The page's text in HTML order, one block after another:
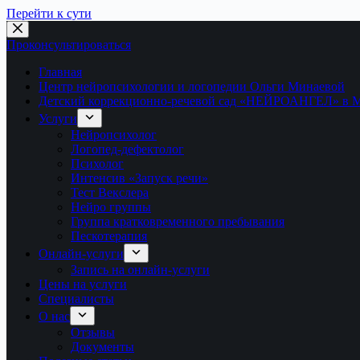
Перейти к сути
Проконсультироваться
Главная
Центр нейропсихологии и логопедии Ольги Минаевой
Детский коррекционно-речевой сад «НЕЙРОАНГЕЛ» в
Услуги
Нейропсихолог
Логопед-дефектолог
Психолог
Интенсив «Запуск речи»
Тест Векслера
Нейро группы
Группа кратковременного пребывания
Пескотерапия
Онлайн-услуги
Запись на онлайн-услуги
Цены на услуги
Специалисты
О нас
Отзывы
Документы